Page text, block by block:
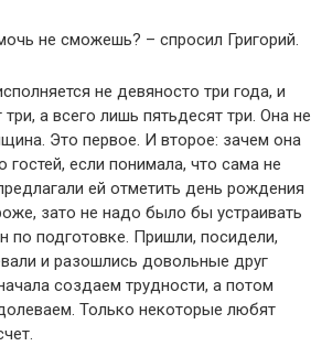
не сможешь? – спросил Григорий.
не девяносто три года, и
а всего лишь пятьдесят три. Она не
Это первое. И второе: зачем она
гостей, если понимала, что сама не
ей отметить день рождения
зато не надо было бы устраивать
по подготовке. Пришли, посидели,
и разошлись довольные друг
создаем трудности, а потом
Только некоторые любят